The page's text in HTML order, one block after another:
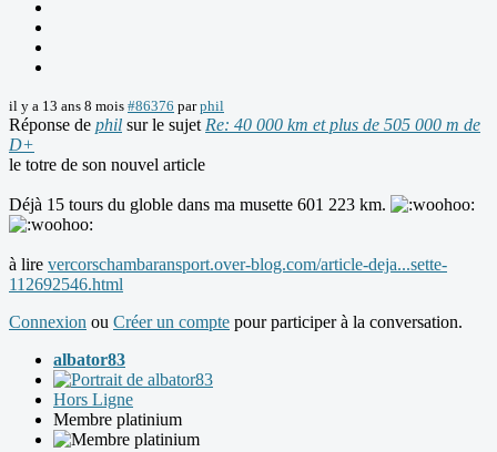
il y a 13 ans 8 mois #86376 parphil
Réponse de phil sur le sujet Re: 40 000 km et plus de 505 000 m de
D+
le totre de son nouvel article
Déjà 15 tours du globle dans ma musette 601 223 km.
à lire vercorschambaransport.over-blog.com/article-deja...sette-
112692546.html
Connexion ou Créer un compte pour participer à la conversation.
albator83
Hors Ligne
Membre platinium